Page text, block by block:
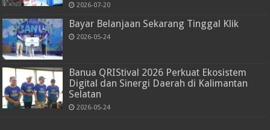
2026-07-20
Bayar Belanjaan Sekarang Tinggal Klik
2026-05-24
Banua QRIStival 2026 Perkuat Ekosistem
Digital dan Sinergi Daerah di Kalimantan
Selatan
2026-05-24